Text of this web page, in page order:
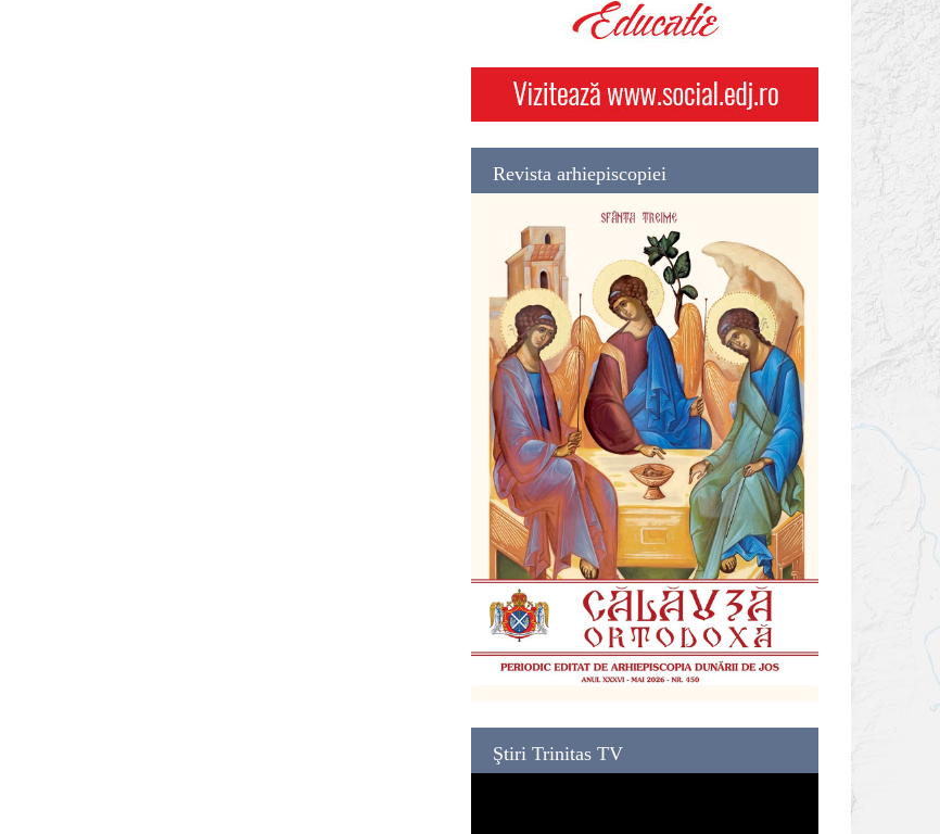
Revista arhiepiscopiei
Ştiri Trinitas TV